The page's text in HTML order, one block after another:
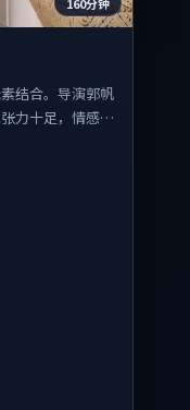
结合。导演郭帆
力十足，情感层